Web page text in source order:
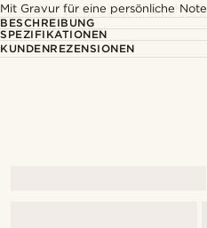
Mit Gravur für eine persönliche Note
BESCHREIBUNG
SPEZIFIKATIONEN
KUNDENREZENSIONEN